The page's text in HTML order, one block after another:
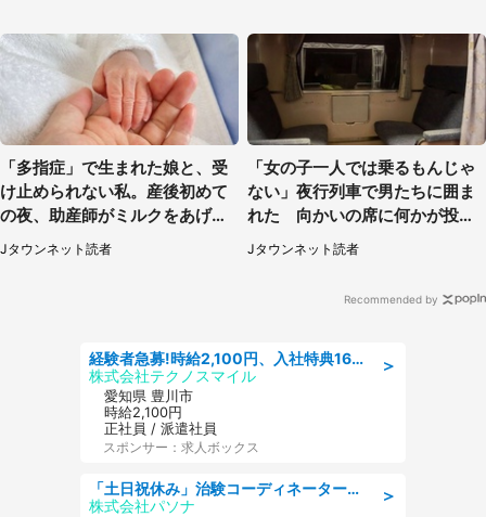
「多指症」で生まれた娘と、受
け止められない私。産後初めて
の夜、助産師がミルクをあげて
るのを見て...（静岡県・20代女
性）
Jタウンネット読者
「女の子一人では乗るもんじゃ
ない」夜行列車で男たちに囲ま
れた 向かいの席に何かが投げ
られて（秋田県・60代女性）
Jタウンネット読者
Recommended by
＞
経験者急募!時給2,100円、入社特典168万円の自動車製造業務/トヨタ自動車/tutumi
株式会社テクノスマイル
愛知県 豊川市
時給2,100円
正社員 / 派遣社員
スポンサー：求人ボックス
＞
「土日祝休み」治験コーディネーターのお仕事/未経験OK
株式会社パソナ